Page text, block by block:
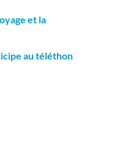
et la
au téléthon